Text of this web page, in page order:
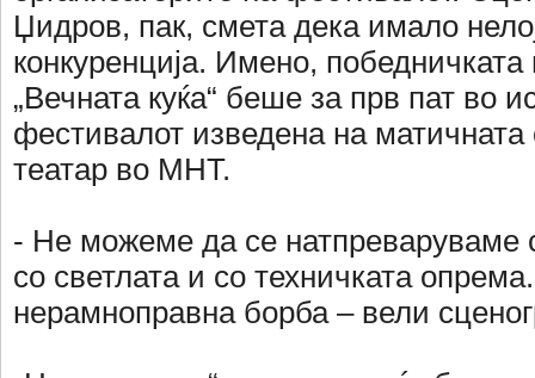
Џидров, пак, смета дека имало
конкуренција. Имено, победничката
„Вечната куќа“ беше за прв пат во
фестивалот изведена на матичната
театар во МНТ.
- Не можеме да се натпреваруваме
со светлата и со техничката
нерамноправна борба – вели